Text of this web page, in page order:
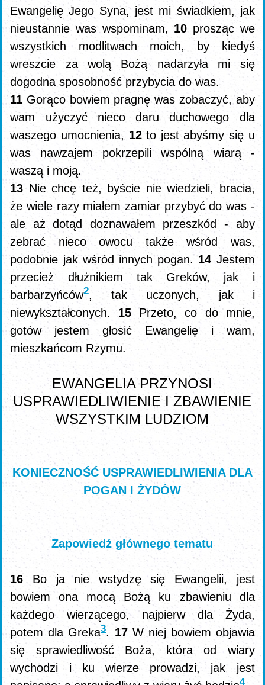
Ewangelię Jego Syna, jest mi świadkiem, jak
nieustannie was wspominam, 10 prosząc we
wszystkich modlitwach moich, by kiedyś
wreszcie za wolą Bożą nadarzyła mi się
dogodna sposobność przybycia do was.
11 Gorąco bowiem pragnę was zobaczyć, aby
wam użyczyć nieco daru duchowego dla
waszego umocnienia, 12to jest abyśmy się u
was nawzajem pokrzepili wspólną wiarą -
waszą i moją.
13 Nie chcę też, byście nie wiedzieli, bracia,
że wiele razy miałem zamiar przybyć do was -
ale aż dotąd doznawałem przeszkód - aby
zebrać nieco owocu także wśród was,
podobnie jak wśród innych pogan. 14 Jestem
przecież dłużnikiem tak Greków, jak i
barbarzyńców2, tak uczonych, jak i
niewykształconych.15 Przeto, co do mnie,
gotów jestem głosić Ewangelię i wam,
mieszkańcom Rzymu.
EWANGELIA PRZYNOSI
USPRAWIEDLIWIENIE I ZBAWIENIE
WSZYSTKIM LUDZIOM
KONIECZNOŚĆ USPRAWIEDLIWIENIA DLA
POGAN I ŻYDÓW
Zapowiedź głównego tematu
16 Bo ja nie wstydzę się Ewangelii, jest
bowiem ona mocą Bożą ku zbawieniu dla
każdego wierzącego, najpierw dla Żyda,
potem dla Greka3. 17 W niej bowiem objawia
się sprawiedliwość Boża, która od wiary
wychodzi i ku wierze prowadzi, jak jest
4